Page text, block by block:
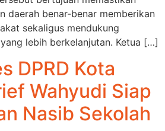
daerah benar-benar memberikan
sekaligus mendukung
lebih berkelanjutan. Ketua […]
DPRD Kota
Wahyudi Siap
Nasib Sekolah